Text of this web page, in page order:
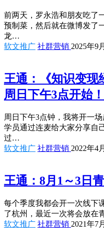
前两天，罗永浩和朋友吃了
预制菜，然后就在微博发了
龙…
软文推广 社群营销 2025年9
王通：《知识变现
周日下午3点开始！
周日下午3点钟，我将开一
学员通过连麦给大家分享自
过…
软文推广 社群营销 2022年4
王通：8月1～3日
每个季度我都会开一次线下
了杭州，最近一次将会放在
软文推广 社群营销 2021年7